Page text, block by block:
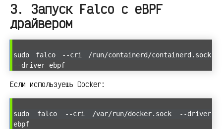
3. Запуск Falco с eBPF
драйвером
sudo falco --cri /run/containerd/containerd.sock
--driver ebpf
Если используешь Docker:
sudo falco --cri /var/run/docker.sock --driver
ebpf